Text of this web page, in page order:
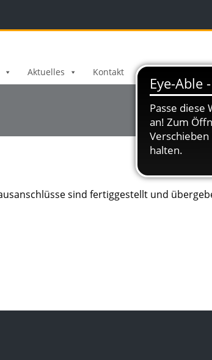
Aktuelles Kontakt
sind fertiggestellt und